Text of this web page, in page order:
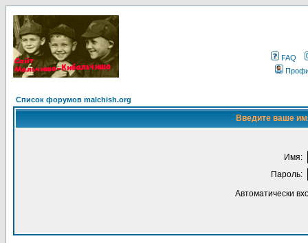
FAQ
Список форумов malchish.org
Введите ваше
Имя:
Пароль:
Автоматически